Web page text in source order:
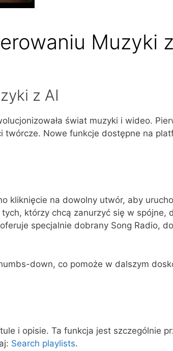
Muzyki
z AI
świat muzyki i wideo.
twórcze. Nowe funkcje dostępne na
kliknięcie na dowolny utwór, aby
którzy chcą zanurzyć się w spójne,
specjalnie dobrany Song Radio,
down, co pomoże w dalszym
i opisie. Ta funkcja jest szczególnie
Search playlists.